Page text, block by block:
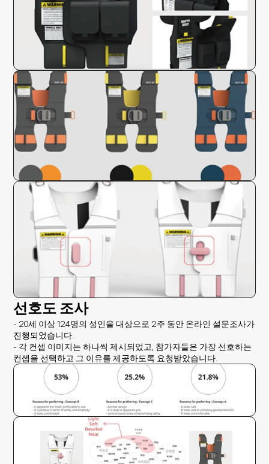
선호도 조사
- 20세 이상 124명의 성인을 대상으로 2주 동안 온라인 설문조사가
진행되었습니다.
- 각 컨셉 이미지는 하나씩 제시되었고, 참가자들은 가장 선호하는
컨셉을 선택하고 그 이유를 제공하도록 요청받았습니다.